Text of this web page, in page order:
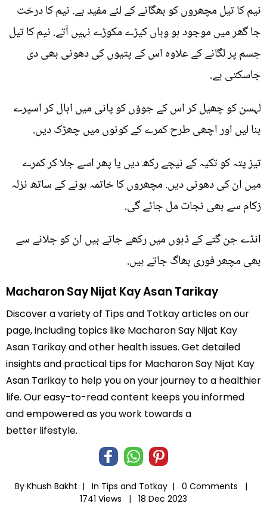
نیم کا تیل مچھروں کو بھگانے کے لئے مفید ہے. نیم کا درخت
جا گھر میں موجود ہو وہاں کیڑے مکوڑے نہیں آتے. نیم کا تیل
جسم پر لگانے کے علاوہ اس کے پتیوں کی دھونی بھی دی
جاسکتی ہے.
لہسن کو چھیل کر اس کے جوؤں کو پانی میں ابال کر اسپرے
بنا لیں اور اچھی طرح کمرے کے کونوں میں چھڑک دیں.
تیز پتہ کو تکیہ کے نیچے رکھ دیں یا پھر اسے جلا کر کمرے
میں ان کی دھونی دیں. مچھروں کا خاتمہ ہونے کے ساتھ نزلہ
زکام سے بھی نجات مل جائے گی.
انڈے جن گتے کے ڈبوں میں رکھے جاتے ہیں ان کو جلانے سے
بھی مچھر فوری بھاگ جاتے ہیں.
Macharon Say Nijat Kay Asan Tarikay
Discover a variety of Tips and Totkay articles on our
page, including topics like Macharon Say Nijat Kay
Asan Tarikay and other health issues. Get detailed
insights and practical tips for Macharon Say Nijat Kay
Asan Tarikay to help you on your journey to a healthier
life. Our easy-to-read content keeps you informed
and empowered as you work towards a
better lifestyle.
By Khush Bakht | In Tips and Totkay |
0 Comments |
1741 Views |
18 Dec 2023